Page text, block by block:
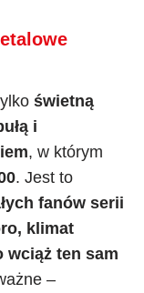
świetną
i
, w którym
. Jest to
fanów serii
klimat
wciąż ten sam
–